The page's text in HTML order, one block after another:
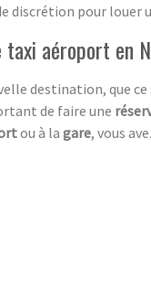
discrétion pour
aéroport en
destination, que
de faire une
ou à la gare, vous